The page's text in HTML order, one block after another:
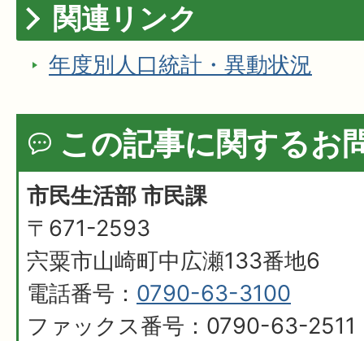
関連リンク
年度別人口統計・異動状況
この記事に関するお
市民生活部 市民課
〒671-2593
宍粟市山崎町中広瀬133番地6
電話番号： 0790-63-3100
ファックス番号：0790-63-2511